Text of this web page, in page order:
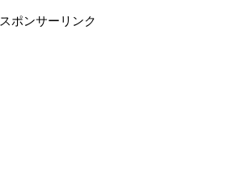
スポンサーリンク